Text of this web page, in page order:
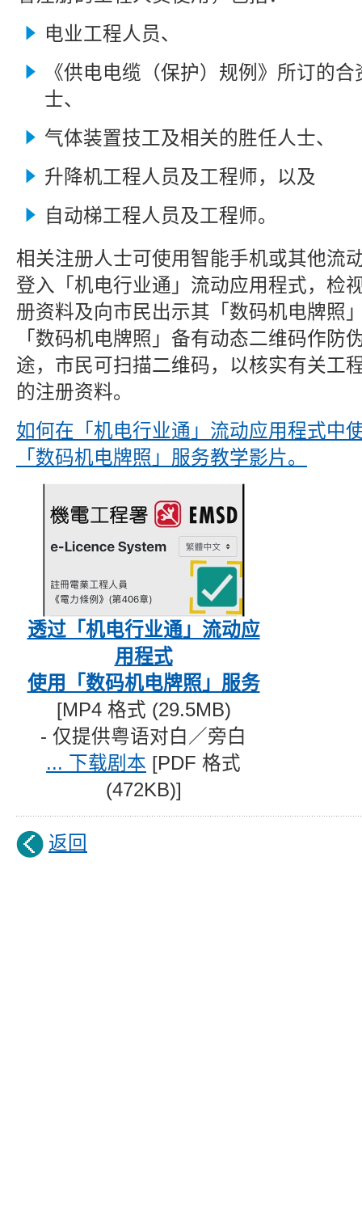
电业工程人员、
《供电电缆（保护）规例》所订的合
士、
气体装置技工及相关的胜任人士、
升降机工程人员及工程师，以及
自动梯工程人员及工程师。
相关注册人士可使用智能手机或其他流
登入「机电行业通」流动应用程式，检
册资料及向市民出示其「数码机电牌照
「数码机电牌照」备有动态二维码作防
途，市民可扫描二维码，以核实有关工
的注册资料。
如何在「机电行业通」流动应用程式中
「数码机电牌照」服务教学影片。
透过「机电行业通」流动应
用程式
使用「数码机电牌照」服务
[MP4 格式 (29.5MB)
- 仅提供粤语对白／旁白
... 下载剧本 [PDF 格式
(472KB)]
返回